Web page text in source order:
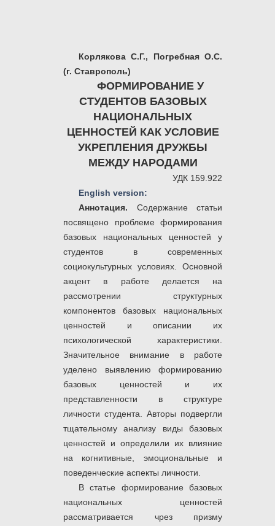
Корлякова С.Г., Погребная О.С.
(г. Ставрополь)
ФОРМИРОВАНИЕ У
СТУДЕНТОВ БАЗОВЫХ
НАЦИОНАЛЬНЫХ
ЦЕННОСТЕЙ КАК УСЛОВИЕ
УКРЕПЛЕНИЯ ДРУЖБЫ
МЕЖДУ НАРОДАМИ
УДК 159.922
English version:
Аннотация. Содержание статьи
посвящено проблеме формирования
базовых национальных ценностей у
студентов в современных
социокультурных условиях. Основной
акцент в работе делается на
рассмотрении структурных
компонентов базовых национальных
ценностей и описании их
психологической характеристики.
Значительное внимание в работе
уделено выявлению формированию
базовых ценностей и их
представленности в структуре
личности студента. Авторы подвергли
тщательному анализу виды базовых
ценностей и определили их влияние
на когнитивные, эмоциональные и
поведенческие аспекты личности.
В статье формирование базовых
национальных ценностей
рассматривается чрез призму